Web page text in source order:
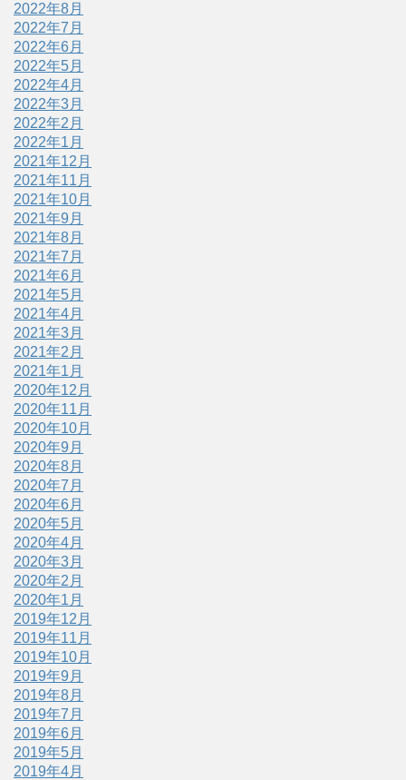
2022年8月
2022年7月
2022年6月
2022年5月
2022年4月
2022年3月
2022年2月
2022年1月
2021年12月
2021年11月
2021年10月
2021年9月
2021年8月
2021年7月
2021年6月
2021年5月
2021年4月
2021年3月
2021年2月
2021年1月
2020年12月
2020年11月
2020年10月
2020年9月
2020年8月
2020年7月
2020年6月
2020年5月
2020年4月
2020年3月
2020年2月
2020年1月
2019年12月
2019年11月
2019年10月
2019年9月
2019年8月
2019年7月
2019年6月
2019年5月
2019年4月